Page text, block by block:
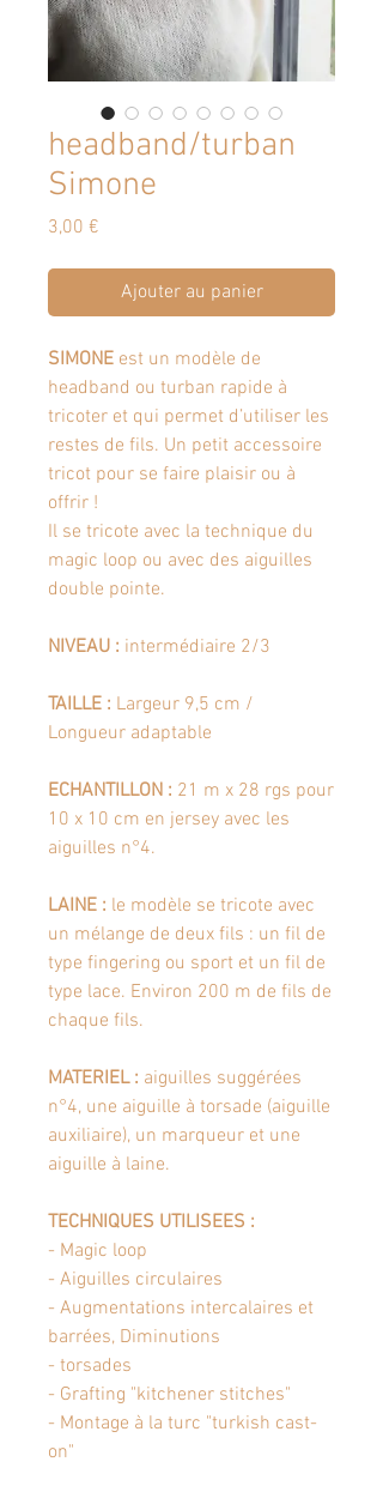
headband/turban
Simone
3,00 €
Ajouter au panier
SIMONE est un modèle de
headband ou turban rapide à
tricoter et qui permet d’utiliser les
restes de fils. Un petit accessoire
tricot pour se faire plaisir ou à
offrir !
Il se tricote avec la technique du
magic loop ou avec des aiguilles
double pointe.
NIVEAU : intermédiaire 2/3
TAILLE : Largeur 9,5 cm /
Longueur adaptable
ECHANTILLON : 21 m x 28 rgs pour
10 x 10 cm en jersey avec les
aiguilles n°4.
LAINE : le modèle se tricote avec
un mélange de deux fils : un fil de
type fingering ou sport et un fil de
type lace. Environ 200 m de fils de
chaque fils.
MATERIEL : aiguilles suggérées
n°4, une aiguille à torsade (aiguille
auxiliaire), un marqueur et une
aiguille à laine.
TECHNIQUES UTILISEES :
- Magic loop
- Aiguilles circulaires
- Augmentations intercalaires et
barrées, Diminutions
- torsades
- Grafting "kitchener stitches"
- Montage à la turc "turkish cast-
on"